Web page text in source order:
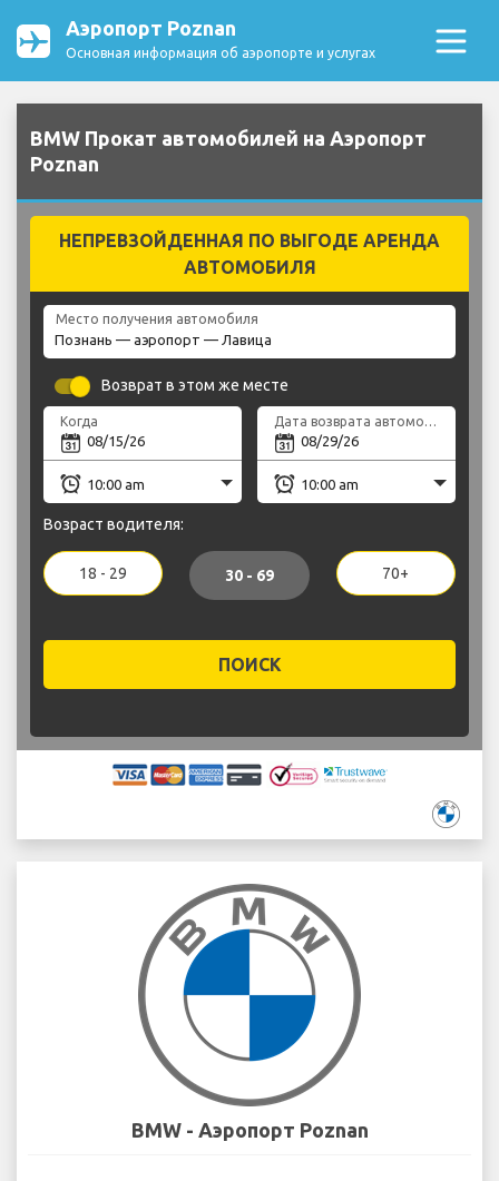
Аэропорт Poznan
Основная информация об аэропорте и услугах
BMW Прокат автомобилей на Аэропорт
Poznan
НЕПРЕВЗОЙДЕННАЯ ПО ВЫГОДЕ АРЕНДА
АВТОМОБИЛЯ
Место получения автомобиля
Возврат в этом же месте
Когда Дата возврата автомобиля
Возраст водителя:
18 - 29 30 - 69 70+
ПОИСК
BMW - Аэропорт Poznan